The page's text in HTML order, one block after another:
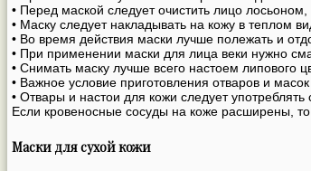
• Перед маской следует очистить лицо
• Маску следует накладывать на кожу в теплом
• Во время действия маски лучше полежать и
• При применении маски для лица веки нужно
• Снимать маску лучше всего настоем липового
• Важное условие приготовления отваров и
• Отвары и настои для кожи следует употреблять
Если кровеносные сосуды на коже расширены,
Маски для сухой кожи